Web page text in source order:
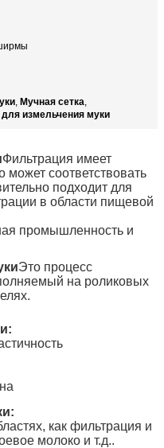
, Мучная сетка,
измельчения муки
Фильтрация имеет
может соответствовать
подходит для
в области пищевой
промышленность и
Это процесс
на роликовых
как фильтрация и
молоко и т.д..